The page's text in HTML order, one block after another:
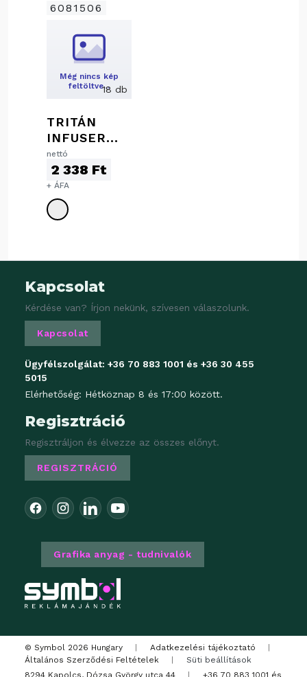
6081506
Még nincs kép
feltöltve…18 db
TRITÁN
INFUSER
IVÓPALACK,
850 ML
nettó
2 338 Ft
+ ÁFA
Kapcsolat
Kérdése van? Írjon nekünk, szívesen válaszolunk.
Kapcsolat
Ügyfélszolgálat: +36 70 883 1001 és +36 30 455
5015
Elérhetőség: Hétköznap 8 és 17:00 között.
Regisztráció
Regisztráljon és élvezze az összes előnyt.
REGISZTRÁCIÓ
Grafika anyag - tudnivalók
© Symbol 2026 Hungary Adatkezelési tájékoztató
Általános Szerződési Feltételek
Süti beállítások
8294 Kapolcs, Dózsa György utca 44
+36 70 883 1001 és